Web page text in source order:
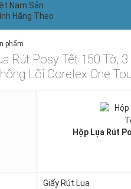
phẩm
Rút Posy Tết 150 Tờ,
Lõi Corelex One
Hộp Lụa Rút
Giấy Rút Lụa